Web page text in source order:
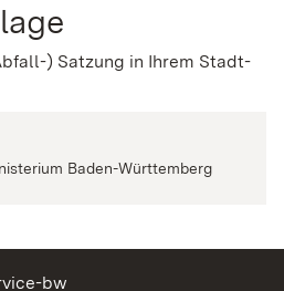
) Satzung in Ihrem Stadt-
Baden-Württemberg
bw